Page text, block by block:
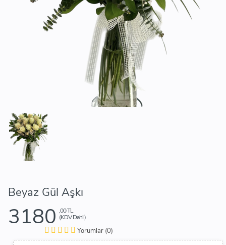
Beyaz Gül Aşkı
3180 ,00 TL
(KDV Dahil)
Yorumlar (0)